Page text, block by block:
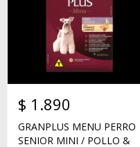
$ 1.890
GRANPLUS MENU PERRO
SENIOR MINI / POLLO &